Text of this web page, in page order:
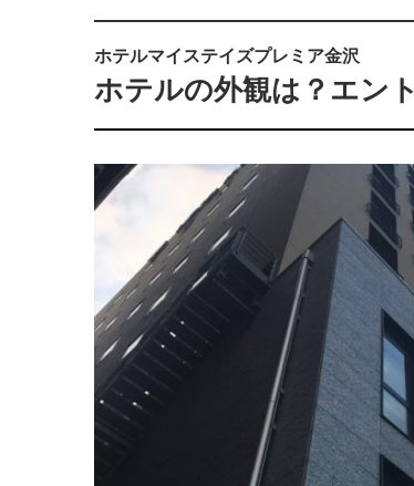
ホテルマイステイズプレミア金沢
ホテルの外観は？エン